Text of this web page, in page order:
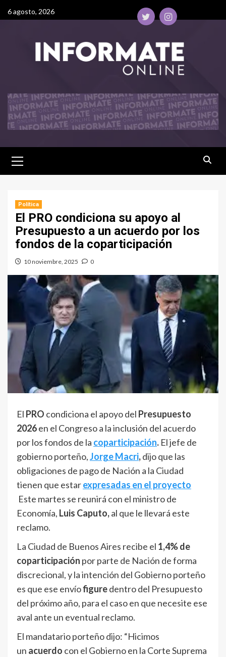
6 agosto, 2026
Política
El PRO condiciona su apoyo al
Presupuesto a un acuerdo por los
fondos de la coparticipación
10 noviembre, 2025 0
El PRO condiciona el apoyo del Presupuesto
2026en el Congreso a la inclusión del acuerdo
por los fondos de la coparticipación. El jefe de
gobierno porteño,Jorge Macri,dijo que las
obligaciones de pago de Nación a la Ciudad
tienen que estarexpresadas en el proyecto
Este martes se reunirá con el ministro de
Economía, Luis Caputo,al que le llevará este
reclamo.
La Ciudad de Buenos Aires recibe el 1,4% de
coparticipación por parte de Nación de forma
discrecional, y la intención del Gobierno porteño
es que ese envíofiguredentro del Presupuesto
del próximo año, para el caso en que necesite ese
aval ante un eventual reclamo.
El mandatario porteño dijo: “Hicimos
un acuerdo con el Gobierno en la Corte Suprema